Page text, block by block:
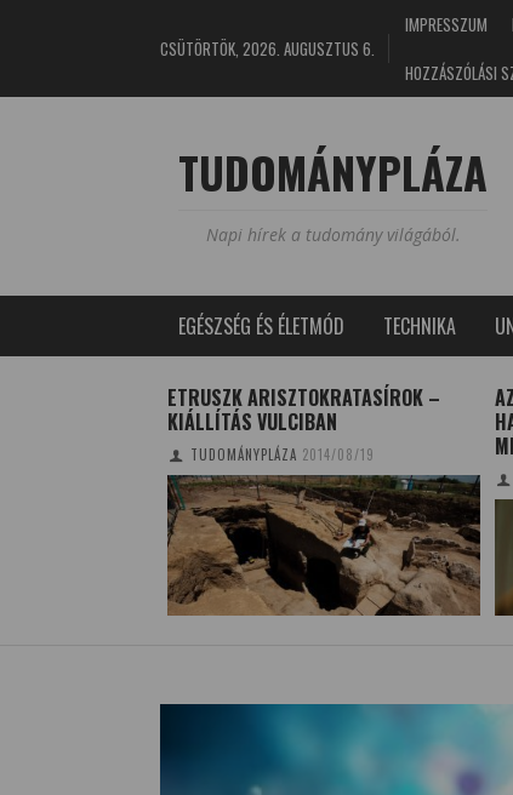
CSÜTÖRTÖK, 2026. AUGUSZTUS 6.
IMPRESSZUM
HOZZÁSZÓLÁSI
TUDOMÁNYPLÁZA
Napi hírek a tudomány világából.
EGÉSZSÉG ÉS ÉLETMÓD TECHNIKA
ETRUSZK ARISZTOKRATASÍROK –
KIÁLLÍTÁS VULCIBAN
TUDOMÁNYPLÁZA 2014/08/19